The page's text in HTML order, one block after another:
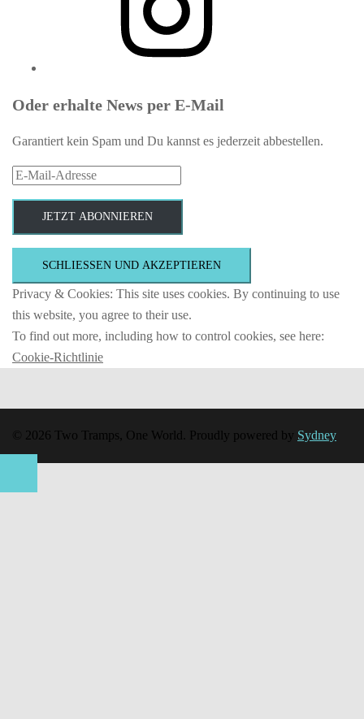
Oder erhalte News per E-Mail
Garantiert kein Spam und Du kannst es jederzeit abbestellen.
E-
AdresseJETZT ABONNIEREN
Privacy & Cookies: This site uses cookies. By continuing to use
this website, you agree to their use.
To find out more, including how to control cookies, see here:
Cookie-Richtlinie
© 2026 Two Tramps, One World. Proudly powered by Sydney